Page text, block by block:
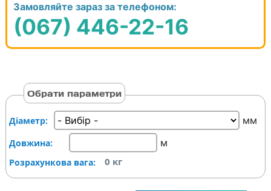
Замовляйте зараз за телефоном:
(067) 446-22-16
Обрати параметри
Діаметр: мм
Довжина: м
Розрахункова вага: 0 кг